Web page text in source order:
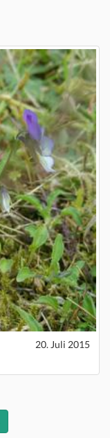
20. Juli 2015